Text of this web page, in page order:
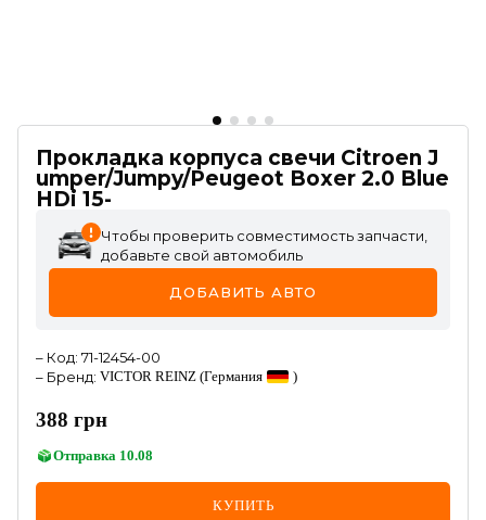
Прокладка корпуса свечи Citroen J
umper/Jumpy/Peugeot Boxer 2.0 Blue
HDi 15-
Чтобы проверить совместимость запчасти,
добавьте свой автомобиль
ДОБАВИТЬ АВТО
– Код: 71-12454-00
– Бренд: VICTOR REINZ (Германия )
388 грн
Отправка 10.08
КУПИТЬ